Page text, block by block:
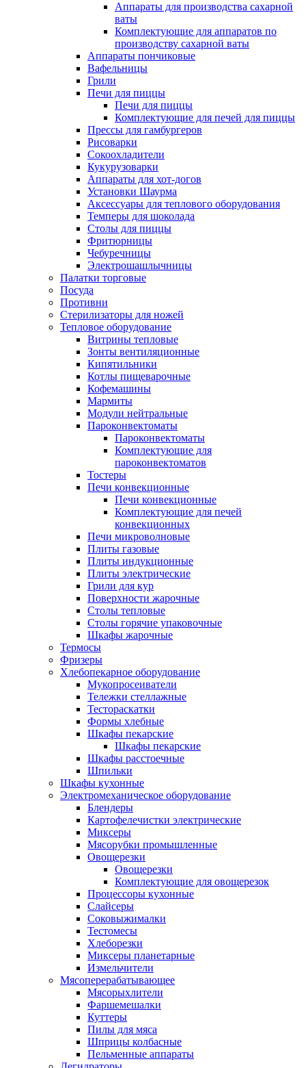
Аппараты для производства сахарной
ваты
Комплектующие для аппаратов по
производству сахарной ваты
Аппараты пончиковые
Вафельницы
Грили
Печи для пиццы
Печи для пиццы
Комплектующие для печей для пиццы
Прессы для гамбургеров
Рисоварки
Сокоохладители
Кукурузоварки
Аппараты для хот-догов
Установки Шаурма
Аксессуары для теплового оборудования
Темперы для шоколада
Столы для пиццы
Фритюрницы
Чебуречницы
Электрошашлычницы
Палатки торговые
Посуда
Противни
Стерилизаторы для ножей
Тепловое оборудование
Витрины тепловые
Зонты вентиляционные
Кипятильники
Котлы пищеварочные
Кофемашины
Мармиты
Модули нейтральные
Пароконвектоматы
Пароконвектоматы
Комплектующие для
пароконвектоматов
Тостеры
Печи конвекционные
Печи конвекционные
Комплектующие для печей
конвекционных
Печи микроволновые
Плиты газовые
Плиты индукционные
Плиты электрические
Грили для кур
Поверхности жарочные
Столы тепловые
Столы горячие упаковочные
Шкафы жарочные
Термосы
Фризеры
Хлебопекарное оборудование
Мукопросеиватели
Тележки стеллажные
Тестораскатки
Формы хлебные
Шкафы пекарские
Шкафы пекарские
Шкафы расстоечные
Шпильки
Шкафы кухонные
Электромеханическое оборудование
Блендеры
Картофелечистки электрические
Миксеры
Мясорубки промышленные
Овощерезки
Овощерезки
Комплектующие для овощерезок
Процессоры кухонные
Слайсеры
Соковыжималки
Тестомесы
Хлеборезки
Миксеры планетарные
Измельчители
Мясоперерабатывающее
Мясорыхлители
Фаршемешалки
Куттеры
Пилы для мяса
Шприцы колбасные
Пельменные аппараты